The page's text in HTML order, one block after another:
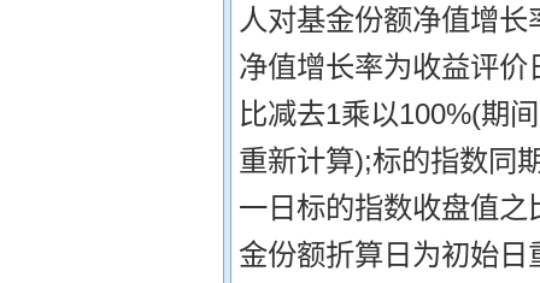
人对基金份额净值增
净值增长率为收益评
比减去1乘以100%(期
重新计算);标的指数同
一日标的指数收盘值
金份额折算日为初始